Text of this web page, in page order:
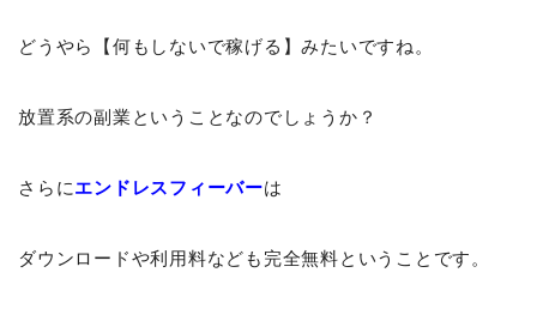
どうやら【何もしないで稼げる】みたいですね。
放置系の副業ということなのでしょうか？
さらにエンドレスフィーバーは
ダウンロードや利用料なども完全無料ということです。